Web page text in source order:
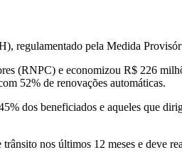
regulamentado pela Medida
(RNPC) e economizou R$ 226
52% de renovações automáticas.
dos beneficiados e aqueles que
nos últimos 12 meses e